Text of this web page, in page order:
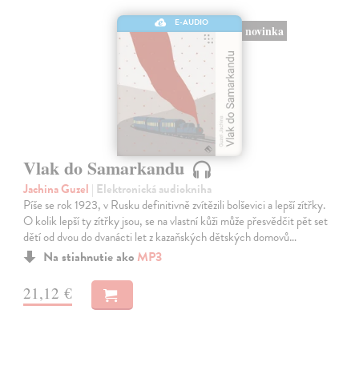
E-AUDIO
novinka
Vlak do Samarkandu
Jachina Guzel | Elektronická audiokniha
Píše se rok 1923, v Rusku definitivně zvítězili bolševici a lepší zítřky.
O kolik lepší ty zítřky jsou, se na vlastní kůži může přesvědčit pět set
dětí od dvou do dvanácti let z kazaňských dětských domovů…
Na stiahnutie ako MP3
21,12 €